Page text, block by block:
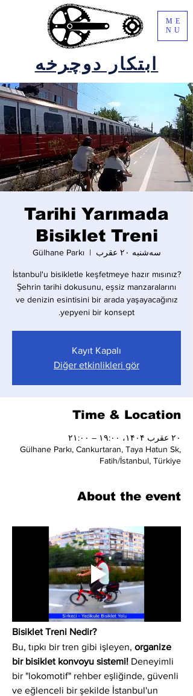
ابتکار دوچرخه
ME
NU
Tarihi Yarımada
Bisiklet Treni
سه‌شنبه ۲۰ عقرب
  |
Gülhane Parkı
İstanbul'u bisikletle keşfetmeye hazır mısınız?
Şehrin tarihi dokusunu, eşsiz manzaralarını
ve denizin esintisini bir arada yaşayacağınız
yepyeni bir konsept.
Kayıt Kapalı
Diğer etkinlikleri gör
Time & Location
۲۰ عقرب ۱۴۰۴، ۱۹:۰۰ – ۲۱:۰۰
Gülhane Parkı, Cankurtaran, Taya Hatun Sk,
Fatih/İstanbul, Türkiye
About the event
Bisiklet Treni Nedir?
Bu, tıpkı bir tren gibi işleyen, organize
bir bisiklet konvoyu sistemi! Deneyimli
bir "lokomotif" rehber eşliğinde, güvenli
ve eğlenceli bir şekilde İstanbul'un